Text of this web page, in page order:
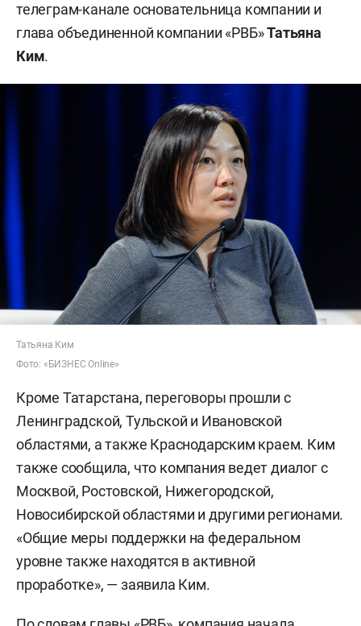
телеграм-канале основательница компании и
глава объединенной компании «РВБ»Татьяна
Ким.
Татьяна Ким
Фото: «БИЗНЕС Online»
Кроме Татарстана, переговоры прошли с
Ленинградской, Тульской и Ивановской
областями, а также Краснодарским краем. Ким
также сообщила, что компания ведет диалог с
Москвой, Ростовской, Нижегородской,
Новосибирской областями и другими регионами.
«Общие меры поддержки на федеральном
уровне также находятся в активной
проработке», — заявила Ким.